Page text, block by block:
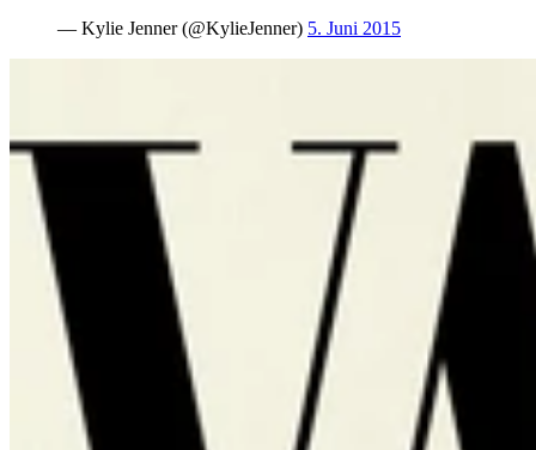
— Kylie Jenner (@KylieJenner) 5. Juni 2015